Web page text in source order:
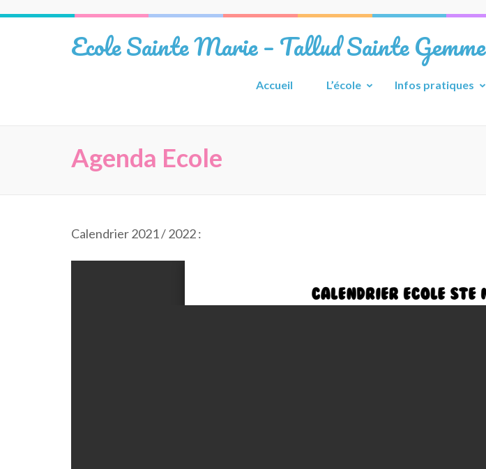
Ecole Sainte Marie – Tallud Sainte Gemme
Accueil L’école Infos pratiques
Agenda Ecole
Calendrier 2021 / 2022 :